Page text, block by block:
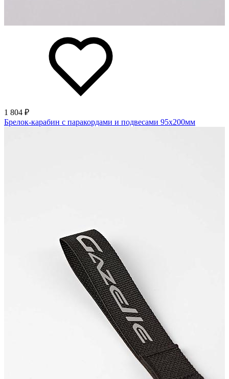
1 804 ₽
Брелок-карабин с паракордами и подвесами 95х200мм